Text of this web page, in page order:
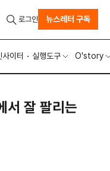
사이터 실행도구 O'story
로그인 뉴스레터 구독
서 잘 팔리는